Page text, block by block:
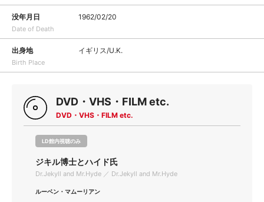
没年月日
Date of Death
1962/02/20
出身地
Birth Place
イギリス/U.K.
DVD・VHS・FILM etc.
DVD・VHS・FILM etc.
LD館内視聴のみ
ジキル博士とハイド氏
Dr.Jekyll and Mr.Hyde ／ Dr.Jekyll and Mr.Hyde
ルーベン・マムーリアン